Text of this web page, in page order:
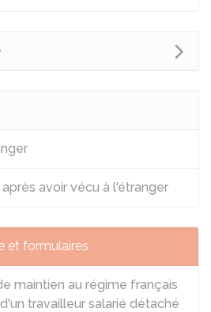
avoir vécu à l'étranger
et formulaires
maintien au régime français
travailleur salarié détaché